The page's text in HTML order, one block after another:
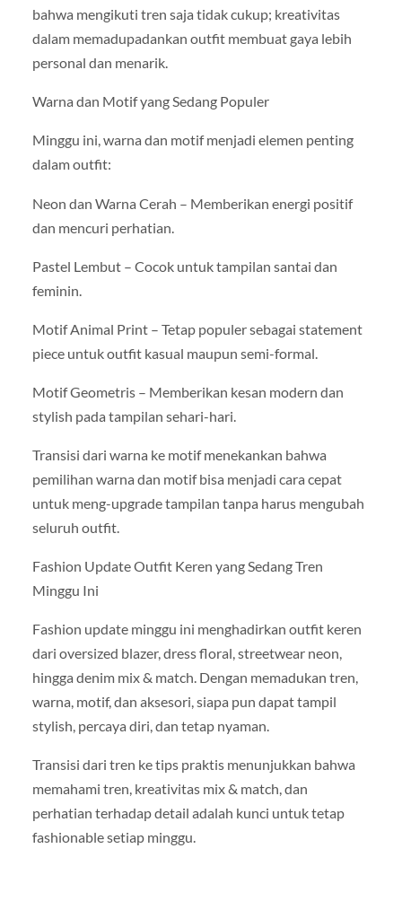
bahwa mengikuti tren saja tidak cukup; kreativitas
dalam memadupadankan outfit membuat gaya lebih
personal dan menarik.
Warna dan Motif yang Sedang Populer
Minggu ini, warna dan motif menjadi elemen penting
dalam outfit:
Neon dan Warna Cerah – Memberikan energi positif
dan mencuri perhatian.
Pastel Lembut – Cocok untuk tampilan santai dan
feminin.
Motif Animal Print – Tetap populer sebagai statement
piece untuk outfit kasual maupun semi-formal.
Motif Geometris – Memberikan kesan modern dan
stylish pada tampilan sehari-hari.
Transisi dari warna ke motif menekankan bahwa
pemilihan warna dan motif bisa menjadi cara cepat
untuk meng-upgrade tampilan tanpa harus mengubah
seluruh outfit.
Fashion Update Outfit Keren yang Sedang Tren
Minggu Ini
Fashion update minggu ini menghadirkan outfit keren
dari oversized blazer, dress floral, streetwear neon,
hingga denim mix & match. Dengan memadukan tren,
warna, motif, dan aksesori, siapa pun dapat tampil
stylish, percaya diri, dan tetap nyaman.
Transisi dari tren ke tips praktis menunjukkan bahwa
memahami tren, kreativitas mix & match, dan
perhatian terhadap detail adalah kunci untuk tetap
fashionable setiap minggu.